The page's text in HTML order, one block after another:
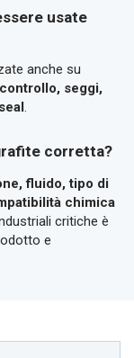
usate
anche su
seggi,
.
corretta?
fluido, tipo di
chimica
critiche è
e